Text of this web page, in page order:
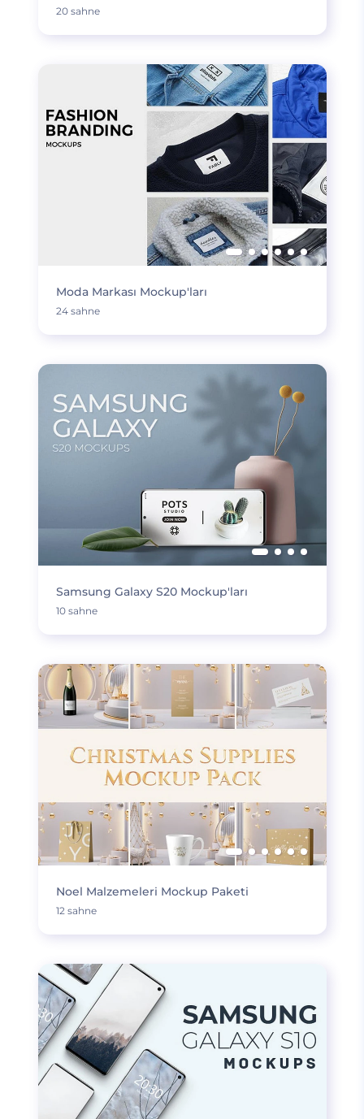
20 sahne
Moda Markası Mockup'ları
24 sahne
Samsung Galaxy S20 Mockup'ları
10 sahne
Noel Malzemeleri Mockup Paketi
12 sahne